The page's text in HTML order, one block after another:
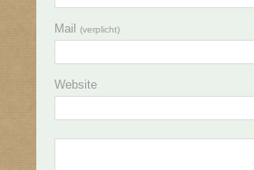
Mail (verplicht)
Website